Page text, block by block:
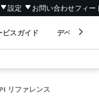
設定 お問い合わせフィー
ビスガイド デベロッパ
リファレンス